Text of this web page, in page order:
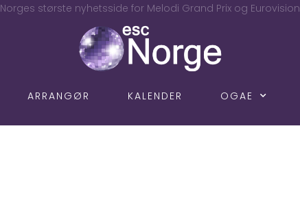
Norges største nyhetsside for Melodi Grand Prix og Eurovision
ARRANGØR KALENDER OGAE